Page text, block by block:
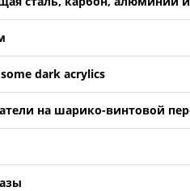
dark acrylics
на шарико-винтовой